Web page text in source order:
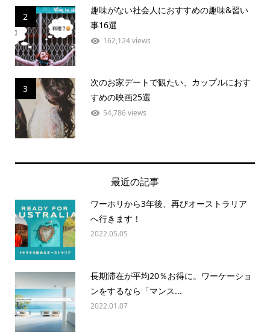
2
趣味がない社会人におすすめの趣味&習い
事16選
162,124 views
3
次のお家デートで観たい、カップルにおす
すめの映画25選
54,786 views
最近の記事
ワーホリから3年後、再びオーストラリア
へ行きます！
2022.05.05
長期滞在が平均20％お得に。ワーケーショ
ンをするなら「マンス...
2022.01.07